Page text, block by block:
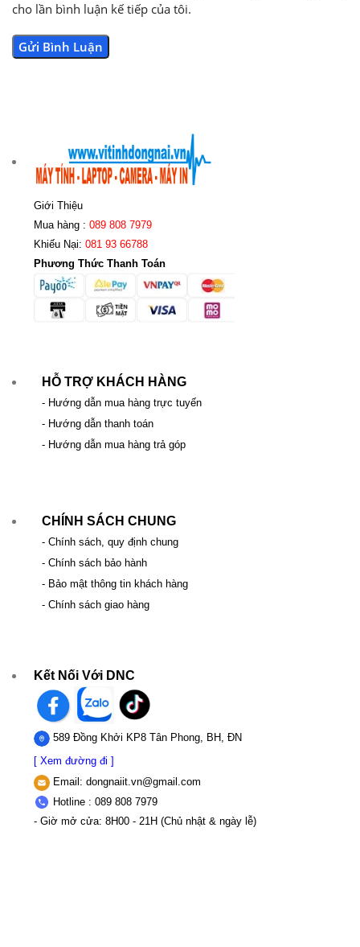
cho lần bình luận kế tiếp của tôi.
Giới Thiệu
Mua hàng : 089 808 7979
Khiếu Nại: 081 93 66788
Phương Thức Thanh Toán
HỖ TRỢ KHÁCH HÀNG
- Hướng dẫn mua hàng trực tuyến
- Hướng dẫn thanh toán
- Hướng dẫn mua hàng trả góp
CHÍNH SÁCH CHUNG
- Chính sách, quy định chung
- Chính sách bảo hành
- Bảo mật thông tin khách hàng
- Chính sách giao hàng
Kết Nối Với DNC
589 Đồng Khởi KP8 Tân Phong, BH, ĐN
[ Xem đường đi ]
Email: dongnaiit.vn@gmail.com
Hotline : 089 808 7979
- Giờ mở cửa: 8H00 - 21H (Chủ nhật & ngày lễ)